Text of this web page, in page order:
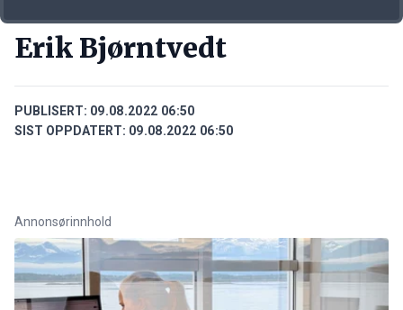
Erik Bjørntvedt
PUBLISERT: 09.08.2022 06:50
SIST OPPDATERT: 09.08.2022 06:50
Annonsørinnhold